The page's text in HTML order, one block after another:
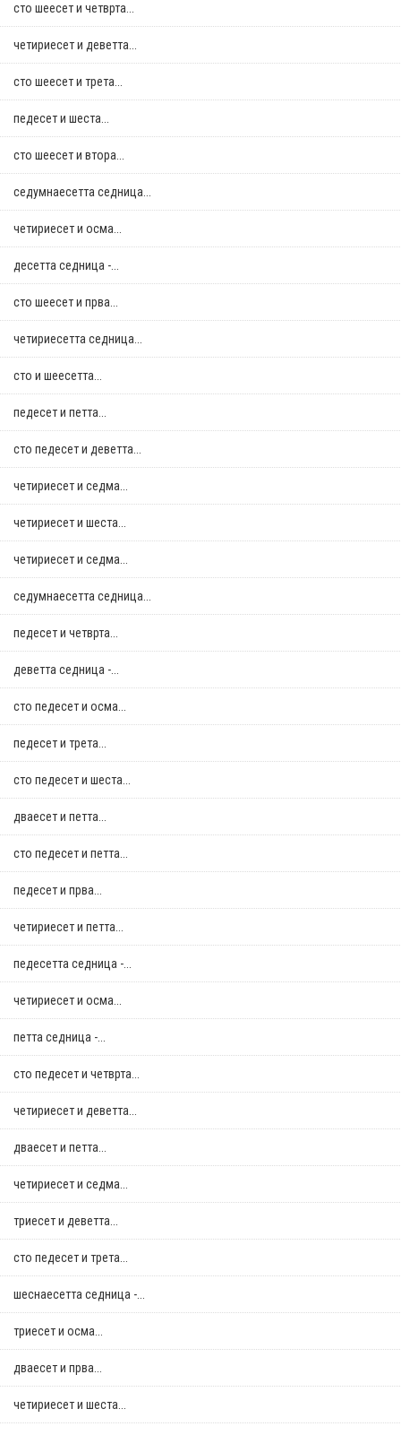
сто шеесет и четврта...
четириесет и деветта...
сто шеесет и трета...
педесет и шеста...
сто шеесет и втора...
седумнаесетта седница...
четириесет и осма...
десетта седница -...
сто шеесет и прва...
четириесетта седница...
сто и шеесетта...
педесет и петта...
сто педесет и деветта...
четириесет и седма...
четириесет и шеста...
четириесет и седма...
седумнаесетта седница...
педесет и четврта...
деветта седница -...
сто педесет и осма...
педесет и трета...
сто педесет и шеста...
дваесет и петта...
сто педесет и петта...
педесет и прва...
четириесет и петта...
педесетта седница -...
четириесет и осма...
петта седница -...
сто педесет и четврта...
четириесет и деветта...
дваесет и петта...
четириесет и седма...
триесет и деветта...
сто педесет и трета...
шеснаесетта седница -...
триесет и осма...
дваесет и прва...
четириесет и шеста...